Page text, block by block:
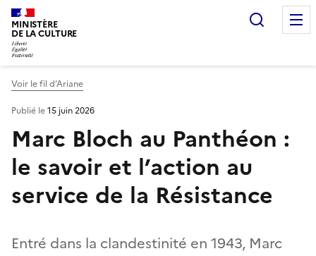
MINISTÈRE
DE LA CULTURE
Voir le fil d’Ariane
Marc Bloch au Panthéon :
le savoir et l’action au
service de la Résistance
Entré dans la clandestinité en 1943, Marc
Publié le15 juin 2026